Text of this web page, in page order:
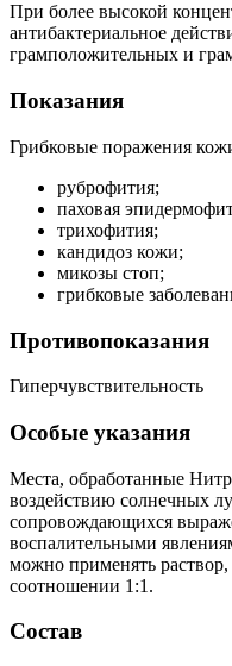
При более высокой
антибактериальное
грамположительных и
Показания
Грибковые поражения
руброфития;
паховая
трихофития;
кандидоз кожи;
микозы стоп;
грибковые
Противопоказания
Гиперчувствительность
Особые указания
Места, обработанные
воздействию солнечных
сопровождающихся
воспалительными
можно применять
соотношении 1:1.
Состав